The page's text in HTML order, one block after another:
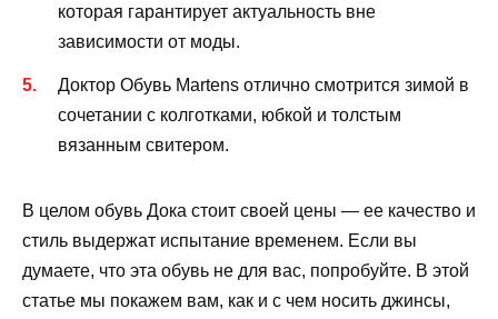
которая гарантирует актуальность вне
зависимости от моды.
Доктор Обувь Martens отлично смотрится зимой в
сочетании с колготками, юбкой и толстым
вязанным свитером.
В целом обувь Дока стоит своей цены — ее качество и
стиль выдержат испытание временем. Если вы
думаете, что эта обувь не для вас, попробуйте. В этой
статье мы покажем вам, как и с чем носить джинсы,